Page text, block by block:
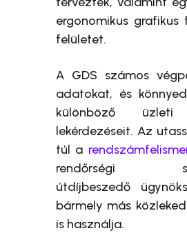
ergonomikus grafikus
felületet.
A GDS számos
adatokat, és
különböző üzleti
lekérdezéseit. Az
túl a
rendőrségi
útdíjbeszedő
bármely más
is használja.